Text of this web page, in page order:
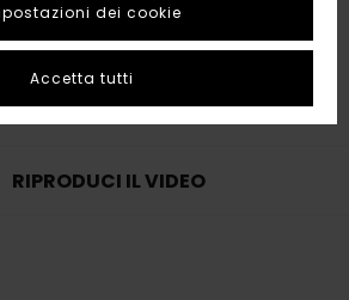
RIPRODUCI IL VIDEO
dei cookie
Accetta tutti